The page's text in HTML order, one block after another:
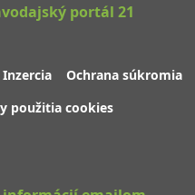
portál 21
Inzercia
Ochrana súkromia
použitia cookies